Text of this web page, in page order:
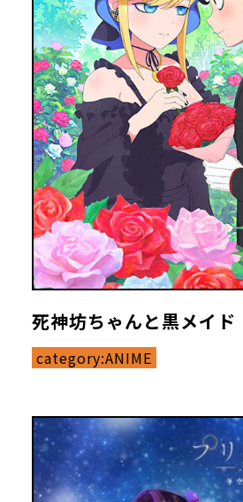
死神坊ちゃんと黒メイド
category:ANIME